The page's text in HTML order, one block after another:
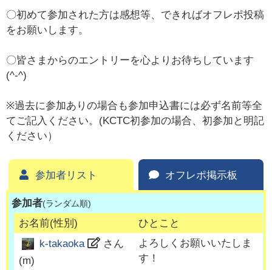
〇初めて参加された方は感想等、できればオフレポ投稿
をお願いします。
〇皆さまからのエントリーを心よりお待ちしています
(^-^)
※過去に参加ありの場合も参加申込書には必ず名前等全
てご記入ください。(KCTC初参加の場合、初参加と明記
ください）
参加者リスト オフレポ掲示板
参加者(ランダム順)
お名前(性別)
ひとこと
k-takaoka
さん
(m)
よろしくお願いいたしま
す！